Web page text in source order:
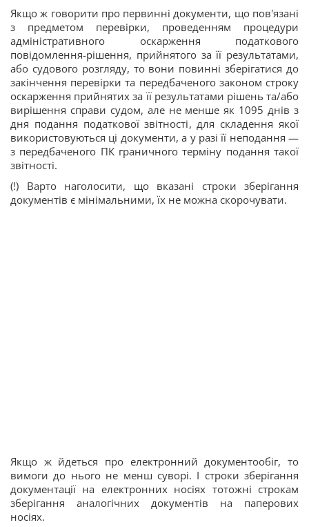
Якщо ж говорити про первинні документи, що пов'язані
з предметом перевірки, проведенням процедури
адміністративного оскарження податкового
повідомлення-рішення, прийнятого за її результатами,
або судового розгляду, то вони повинні зберігатися до
закінчення перевірки та передбаченого законом строку
оскарження прийнятих за її результатами рішень та/або
вирішення справи судом, але не менше як 1095 днів з
дня подання податкової звітності, для складення якої
використовуються ці документи, а у разі її неподання —
з передбаченого ПК граничного терміну подання такої
звітності.
(!) Варто наголосити, що вказані строки зберігання
документів є мінімальними, їх не можна скорочувати.
Якщо ж йдеться про електронний документообіг, то
вимоги до нього не менш суворі. І строки зберігання
документації на електронних носіях тотожні строкам
зберігання аналогічних документів на паперових
носіях.